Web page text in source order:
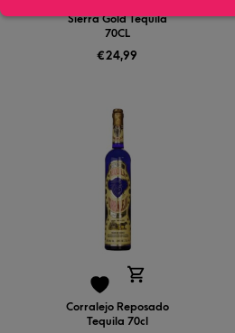
Sierra Gold Tequila
70CL
€24,99
Corralejo Reposado
Tequila 70cl